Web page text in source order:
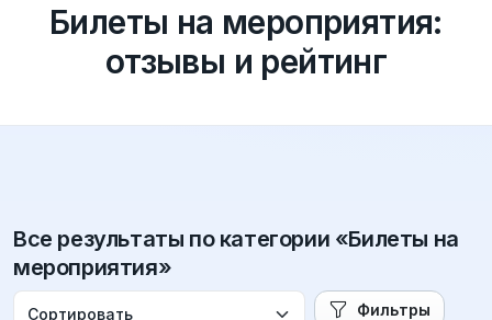
Билеты на мероприятия:
отзывы и рейтинг
Все результаты по категории «Билеты на
мероприятия»
Фильтры